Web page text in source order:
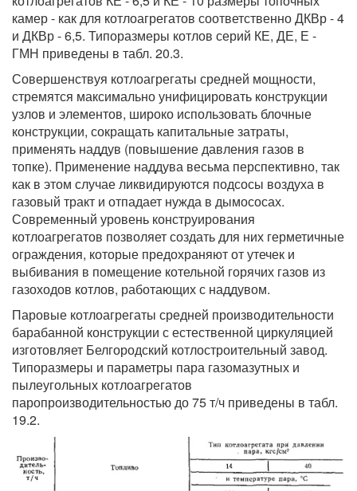
камер - как для котлоагрегатов соответственно ДКВр - 4
и ДКВр - 6,5. Типоразмеры котлов серий КЕ, ДЕ, Е -
ГМН приведены в табл. 20.3.
Совершенствуя котлоагрегаты средней мощности,
стремятся максимально унифицировать конструкции
узлов и элементов, широко использовать блочные
конструкции, сокращать капитальные затраты,
применять наддув (повышение давления газов в
топке). Применение наддува весьма перспективно, так
как в этом случае ликвидируются подсосы воздуха в
газовый тракт и отпадает нужда в дымососах.
Современный уровень конструирования
котлоагрегатов позволяет создать для них герметичные
ограждения, которые предохраняют от утечек и
выбивания в помещение котельной горячих газов из
газоходов котлов, работающих с наддувом.
Паровые котлоагрегаты средней производительности
барабанной конструкции с естественной циркуляцией
изготовляет Белгородский котлостроительный завод.
Типоразмеры и параметры пара газомазутных и
пылеугольных котлоагрегатов
паропроизводительностью до 75 т/ч приведены в табл.
19.2.